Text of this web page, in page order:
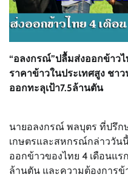
“อลงกรณ์”ปลื้มส่งออกข้าว
ราคาข้าวในประเทศสูง ชา
ออกทะลุเป้า7.5ล้านตัน
นายอลงกรณ์ พลบุตร ที่ปรึก
เกษตรและสหกรณ์กล่าววัน
ออกข้าวของไทย 4 เดือนแ
ล้านตัน และความต้องการข้